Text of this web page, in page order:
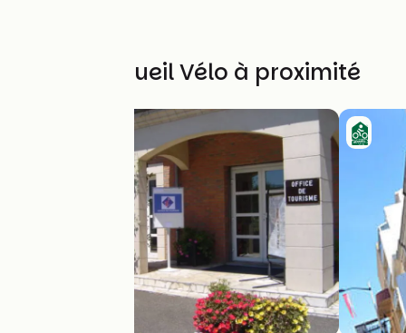
Autres Accueil Vélo à proximité